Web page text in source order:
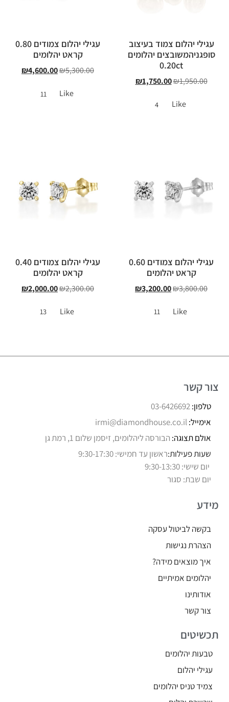
עגילי יהלום צמוד בעיצוב
סופגניהמשובצים יהלומים
0.20ct
₪1,950.00
₪1,750.00
Like
4
עגילי יהלום צמודים 0.80
קראט יהלומים
₪5,300.00
₪4,600.00
Like
11
עגילי יהלום צמודים 0.60
קראט יהלומים
₪3,800.00
₪3,200.00
Like
11
עגילי יהלום צמודים 0.40
קראט יהלומים
₪2,300.00
₪2,000.00
Like
13
צור קשר
טלפון:03-6426692
אימייל:irmi@diamondhouse.co.il
אולם תצוגה: הבורסה ליהלומים, זיסמן שלום 1, רמת גן
שעות פעילות:ראשון עד חמישי: 9:30-17:30
יום שישי: 9:30-13:30
יום שבת: סגור
מידע
בקשה לביטול עסקה
הצהרת נגישות
איך מוצאים מידה?
יהלומים אמיתיים
אודותינו
צור קשר
תכשיטים
טבעות יהלומים
עגילי יהלום
צמיד טניס יהלומים